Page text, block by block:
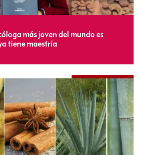
más joven del mundo es
tiene maestría